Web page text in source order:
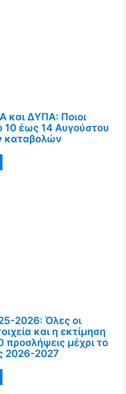
ΔΥΠΑ: Ποιοι
10 έως 14 Αυγούστου
καταβολών
2026: Όλες οι
και η εκτίμηση
προσλήψεις μέχρι το
2026-2027